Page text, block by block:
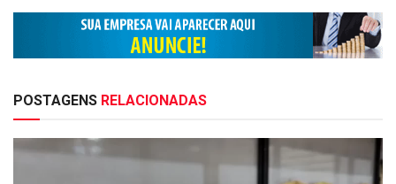
POSTAGENS RELACIONADAS